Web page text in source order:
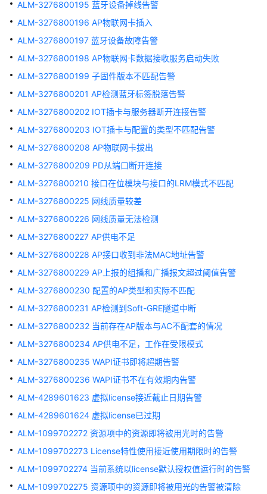
异
常
303046425
链
路
开
ALM-
插
入
模
块
非
华
为
制
光
模
136192
ALM-
温
度
预
ALM-3276800195 蓝牙设备掉线告警
ALM-3276800196 AP物联网卡插入
ALM-3276800197 蓝牙设备故障告警
ALM-3276800198 AP物联网卡数据接收服务启动失败
ALM-3276800199 子固件版本不匹配告警
ALM-3276800201 AP检测蓝牙标签脱落告警
ALM-3276800202 IOT插卡与服务器断开连接告警
ALM-3276800203 IOT插卡与配置的类型不匹配告警
ALM-3276800208 AP物联网卡拔出
ALM-3276800209 PD从端口断开连接
ALM-3276800210 接口在位模块与接口的LRM模式不匹配
ALM-3276800225 网线质量较差
ALM-3276800226 网线质量无法检测
ALM-3276800227 AP供电不足
ALM-3276800228 AP接口收到非法MAC地址告警
ALM-3276800229 AP上报的组播和广播报文超过阈值告警
ALM-3276800230 配置的AP类型和实际不匹配
ALM-3276800231 AP检测到Soft-GRE隧道中断
ALM-3276800232 当前存在AP版本与AC不配套的情况
ALM-3276800234 AP供电不足，工作在受限模式
ALM-3276800235 WAPI证书即将超期告警
ALM-3276800236 WAPI证书不在有效期内告警
ALM-4289601623 虚拟license接近截止日期告警
ALM-4289601624 虚拟license已过期
ALM-1099702272 资源项中的资源即将被用光时的告警
ALM-1099702273 License特性使用接近使用期限时的告警
ALM-1099702274 当前系统以license默认授权值运行时的告警
ALM-1099702275 资源项中的资源即将被用光的告警被清除